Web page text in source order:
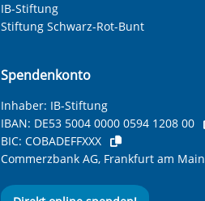
IB-Stiftung
Stiftung Schwarz-Rot-Bunt
Spendenkonto
Inhaber: IB-Stiftung
IBAN: DE53 5004 0000 0594 1208 00
BIC: COBADEFFXXX
Commerzbank AG, Frankfurt am Main